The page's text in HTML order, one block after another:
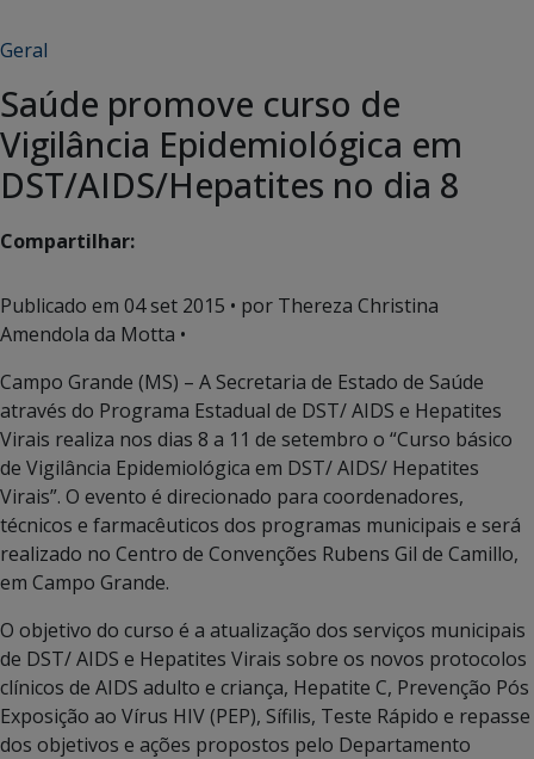
Geral
Saúde promove curso de
Vigilância Epidemiológica em
DST/AIDS/Hepatites no dia 8
Compartilhar:
Publicado em 04 set 2015 • por Thereza Christina
Amendola da Motta •
Campo Grande (MS) – A Secretaria de Estado de Saúde
através do Programa Estadual de DST/ AIDS e Hepatites
Virais realiza nos dias 8 a 11 de setembro o “Curso básico
de Vigilância Epidemiológica em DST/ AIDS/ Hepatites
Virais”. O evento é direcionado para coordenadores,
técnicos e farmacêuticos dos programas municipais e será
realizado no Centro de Convenções Rubens Gil de Camillo,
em Campo Grande.
O objetivo do curso é a atualização dos serviços municipais
de DST/ AIDS e Hepatites Virais sobre os novos protocolos
clínicos de AIDS adulto e criança, Hepatite C, Prevenção Pós
Exposição ao Vírus HIV (PEP), Sífilis, Teste Rápido e repasse
dos objetivos e ações propostos pelo Departamento